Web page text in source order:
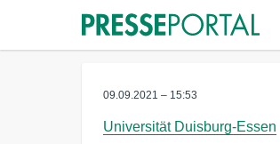
09.09.2021 – 15:53
Universität Duisburg-Essen